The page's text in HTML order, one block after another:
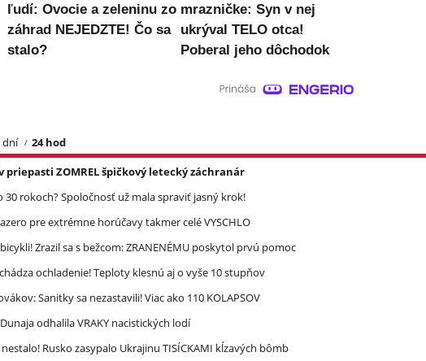
ľudí: Ovocie a zeleninu zo
záhrad NEJEDZTE! Čo sa
stalo?
mrazničke: Syn v nej
ukrýval TELO otca!
Poberal jeho dôchodok
dní
24 hod
ZOMREL špičkový letecký záchranár
30 rokoch? Spoločnosť už mala spraviť jasný krok!
pre extrémne horúčavy takmer celé VYSCHLO
Zrazil sa s bežcom: ZRANENÉMU poskytol prvú pomoc
ochladenie! Teploty klesnú aj o vyše 10 stupňov
Sanitky sa nezastavili! Viac ako 110 KOLAPSOV
odhalila VRAKY nacistických lodí
Rusko zasypalo Ukrajinu TISÍCKAMI kĺzavých bômb